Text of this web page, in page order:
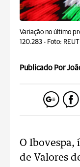
Variação no último
120.283 - Foto:
Publicado Por
O Ibovespa,
de Valores